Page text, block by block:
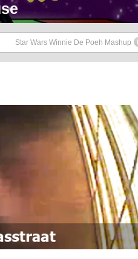
Setje
Star Wars Winnie De Poeh Mashup